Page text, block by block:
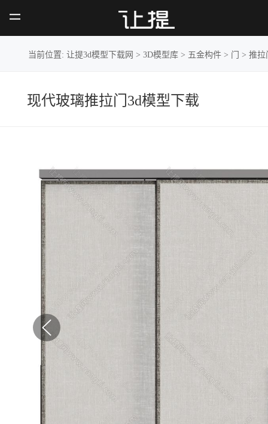
当前位置:让提3d模型下载网 >3D模型库 > 五金构件 > 门 >推拉
现代玻璃推拉门3d模型下载